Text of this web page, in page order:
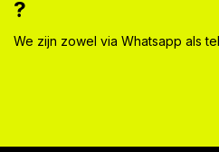
?
We zijn zowel via Whatsapp als